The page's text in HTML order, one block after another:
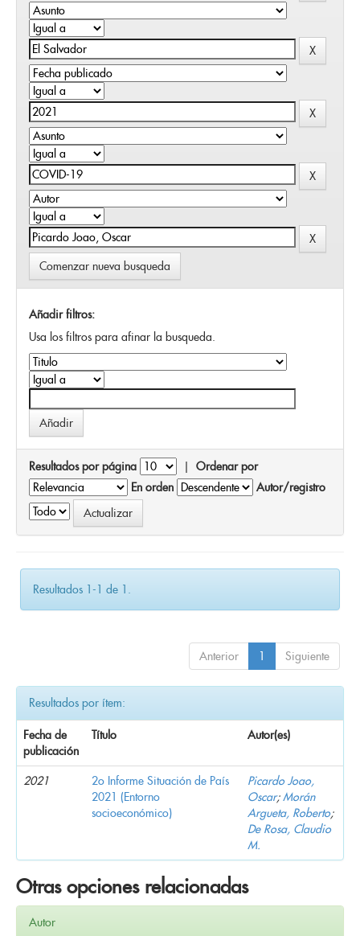
Comenzar nueva busqueda
Añadir filtros:
Usa los filtros para afinar la busqueda.
Resultados por página | Ordenar por
En orden
Autor/registro
Resultados 1-1 de 1.
Anterior 1 Siguiente
Resultados por ítem:
Fecha de
publicación
Título Autor(es)
2021
2o Informe Situación de País
2021 (Entorno
socioeconómico)
Picardo Joao,
Oscar;Morán
Argueta, Roberto;
De Rosa, Claudio
M.
Otras opciones relacionadas
Autor